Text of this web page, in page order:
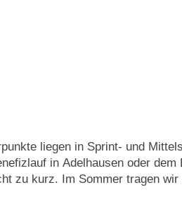
liegen in Sprint- und
in Adelhausen oder dem
zu kurz. Im Sommer tragen wir